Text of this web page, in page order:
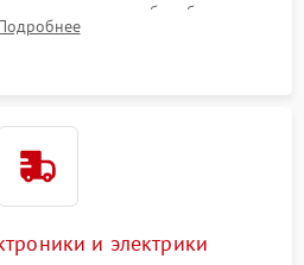
подшипников барабана и
а манжеты люка на разрывы.
и электрики